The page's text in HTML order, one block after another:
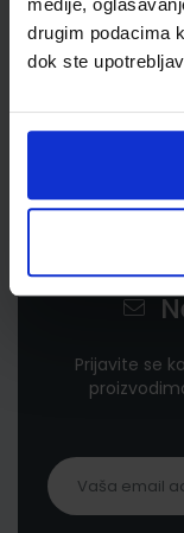
drugim podacima
dok ste
Prijavite se